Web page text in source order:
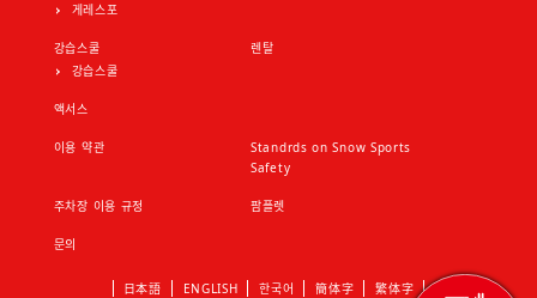
게레스포
강습스쿨
강습스쿨
렌탈
액서스
이용 약관
Standrds on Snow Sports
Safety
주차장 이용 규정 팜플렛
문의
日本語 ENGLISH 한국어 簡体字 繁体字